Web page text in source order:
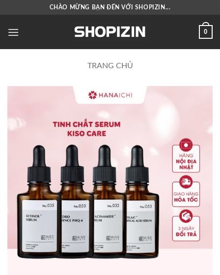
nội
CHÀO MỪNG BẠN ĐẾN VỚI SHOPIZIN...
0
TRANG CHỦ